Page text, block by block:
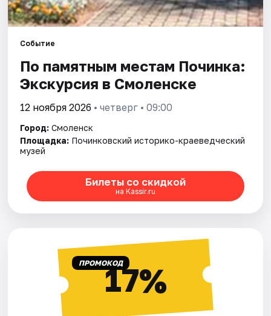
Событие
По памятным местам Починка:
Экскурсия в Смоленске
12 ноября 2026 • четверг • 09:00
Город: Смоленск
Площадка: Починковский историко-краеведческий
музей
Билеты со скидкой
на Kassir.ru
ПРОМОКОД17%